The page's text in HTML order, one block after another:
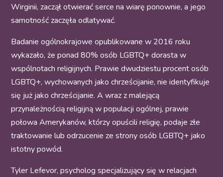
Wirginii, zaczął otwierać serce na wiarę ponownie, a jego
samotność zaczęła odlatywać.
Badanie ogólnokrajowe opublikowane w 2016 roku
wykazało, że ponad 80% osób LGBTQ+dorasta w
wspólnotach religijnych. Prawie dwudziestu procentosób
LGBTQ+, wychowanych jako chrześcijanie, nie identyfikuje
się już jako chrześcijanie. A wraz z malejącą
przynależnością religijną w populacji ogólnej, prawie
połowa Amerykanów, którzy opuścili religię, podaje złe
traktowanie lub odrzucenie ze strony osób LGBTQ+ jako
istotny powód.
Tyler Lefevor, psycholog specjalizujący się w relacjach